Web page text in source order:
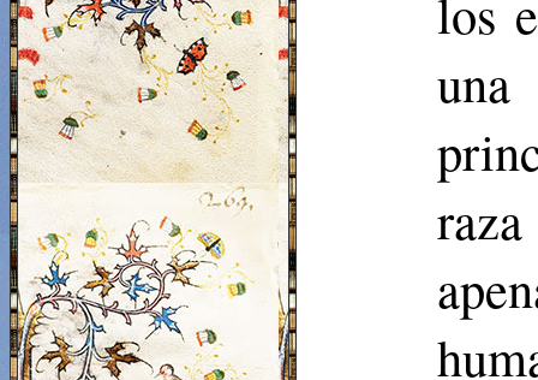
los